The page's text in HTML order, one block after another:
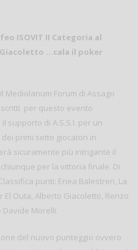
ISOVIT II Categoria al
Giacoletto …cala il poker
Mediolanum Forum di Assago
per questo evento
supporto di A.S.S.I. per un
primi sette giocatori in
sicuramente più intrigante il
per la vittoria finale. Di
punti: Enea Balestreri, La
El Outa, Alberto Giacoletto, Renzo
Davide Morelli.
del nuovo punteggio ovvero